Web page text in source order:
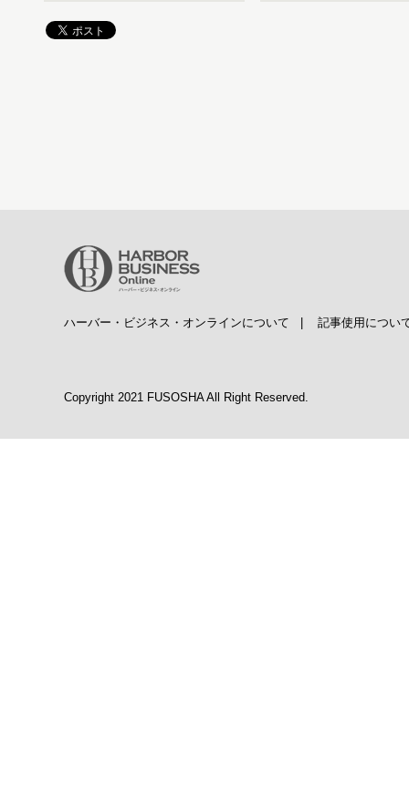
ハーバー・ビジネス・オンラインについて 記事使用につい
Copyright 2021 FUSOSHA All Right Reserved.